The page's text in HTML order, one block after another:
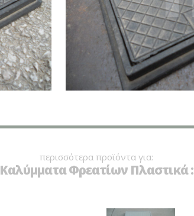
περισσότερα προϊόντα για:
Καλύμματα Φρεατίων Πλαστικά :